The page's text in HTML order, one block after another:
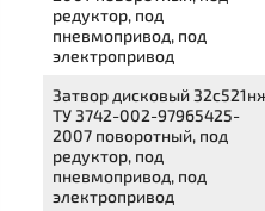
редуктор, под
пневмопривод, под
электропривод
Затвор дисковый
ТУ 3742-002-97965425-
2007 поворотный, под
редуктор, под
пневмопривод, под
электропривод